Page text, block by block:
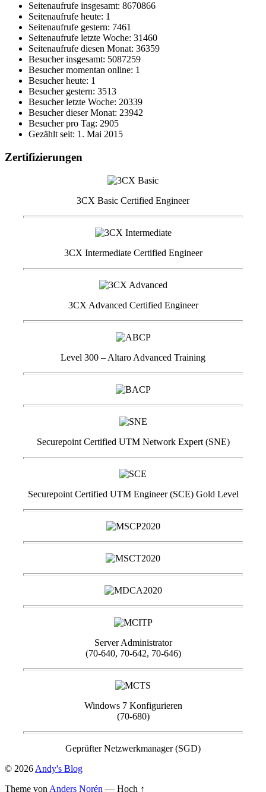
Seitenaufrufe insgesamt: 8670866
Seitenaufrufe heute: 1
Seitenaufrufe gestern: 7461
Seitenaufrufe letzte Woche: 31460
Seitenaufrufe diesen Monat: 36359
Besucher insgesamt: 5087259
Besucher momentan online: 1
Besucher heute: 1
Besucher gestern: 3513
Besucher letzte Woche: 20339
Besucher dieser Monat: 23942
Besucher pro Tag: 2905
Gezählt seit: 1. Mai 2015
Zertifizierungen
3CX Basic Certified Engineer
3CX Intermediate Certified Engineer
3CX Advanced Certified Engineer
Level 300 – Altaro Advanced Training
Securepoint Certified UTM Network Expert (SNE)
Securepoint Certified UTM Engineer (SCE) Gold Level
Server Administrator
(70-640, 70-642, 70-646)
Windows 7 Konfigurieren
(70-680)
Geprüfter Netzwerkmanager (SGD)
© 2026 Andy's Blog
Theme von Anders Norén — Hoch ↑